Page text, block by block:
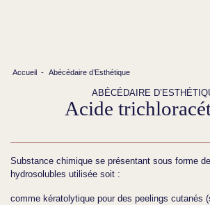
Accueil - Abécédaire d’Esthétique
ABÉCÉDAIRE
Acide
Substance chimique se présentant sous forme
hydrosolubles utilisée soit :
comme kératolytique pour des peelings cutanés